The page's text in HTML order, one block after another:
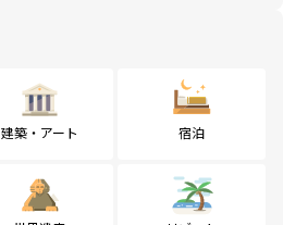
建築・アート 宿泊